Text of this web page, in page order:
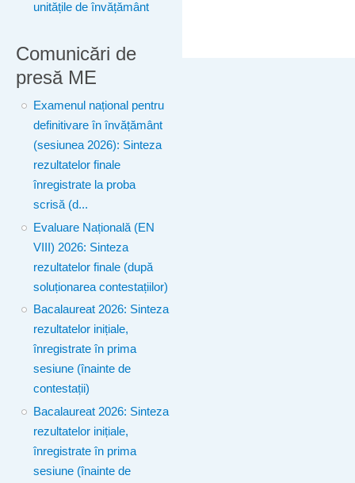
unitățile de învățământ
Comunicări de
presă ME
Examenul național pentru
definitivare în învățământ
(sesiunea 2026): Sinteza
rezultatelor finale
înregistrate la proba
scrisă (d...
Evaluare Națională (EN
VIII) 2026: Sinteza
rezultatelor finale (după
soluționarea contestațiilor)
Bacalaureat 2026: Sinteza
rezultatelor inițiale,
înregistrate în prima
sesiune (înainte de
contestații)
Bacalaureat 2026: Sinteza
rezultatelor inițiale,
înregistrate în prima
sesiune (înainte de